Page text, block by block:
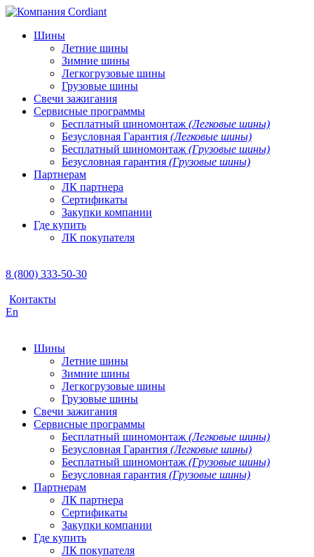
Шины
Летние шины
Зимние шины
Легкогрузовые шины
Грузовые шины
Свечи зажигания
Сервисные программы
Бесплатный шиномонтаж (Легковые шины)
Безусловная Гарантия (Легковые шины)
Бесплатный шиномонтаж (Грузовые шины)
Безусловная гарантия (Грузовые шины)
Партнерам
ЛК партнера
Сертификаты
Закупки компании
Где купить
ЛК покупателя
8 (800) 333-50-30
Контакты
En
Шины
Летние шины
Зимние шины
Легкогрузовые шины
Грузовые шины
Свечи зажигания
Сервисные программы
Бесплатный шиномонтаж (Легковые шины)
Безусловная Гарантия (Легковые шины)
Бесплатный шиномонтаж (Грузовые шины)
Безусловная гарантия (Грузовые шины)
Партнерам
ЛК партнера
Сертификаты
Закупки компании
Где купить
ЛК покупателя